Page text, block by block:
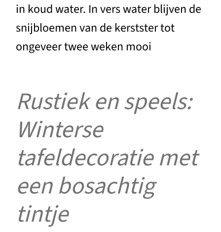
in koud water. In vers water blijven de
snijbloemen van de kerstster tot
ongeveer twee weken mooi
Rustiek en speels:
Winterse
tafeldecoratie met
een bosachtig
tintje